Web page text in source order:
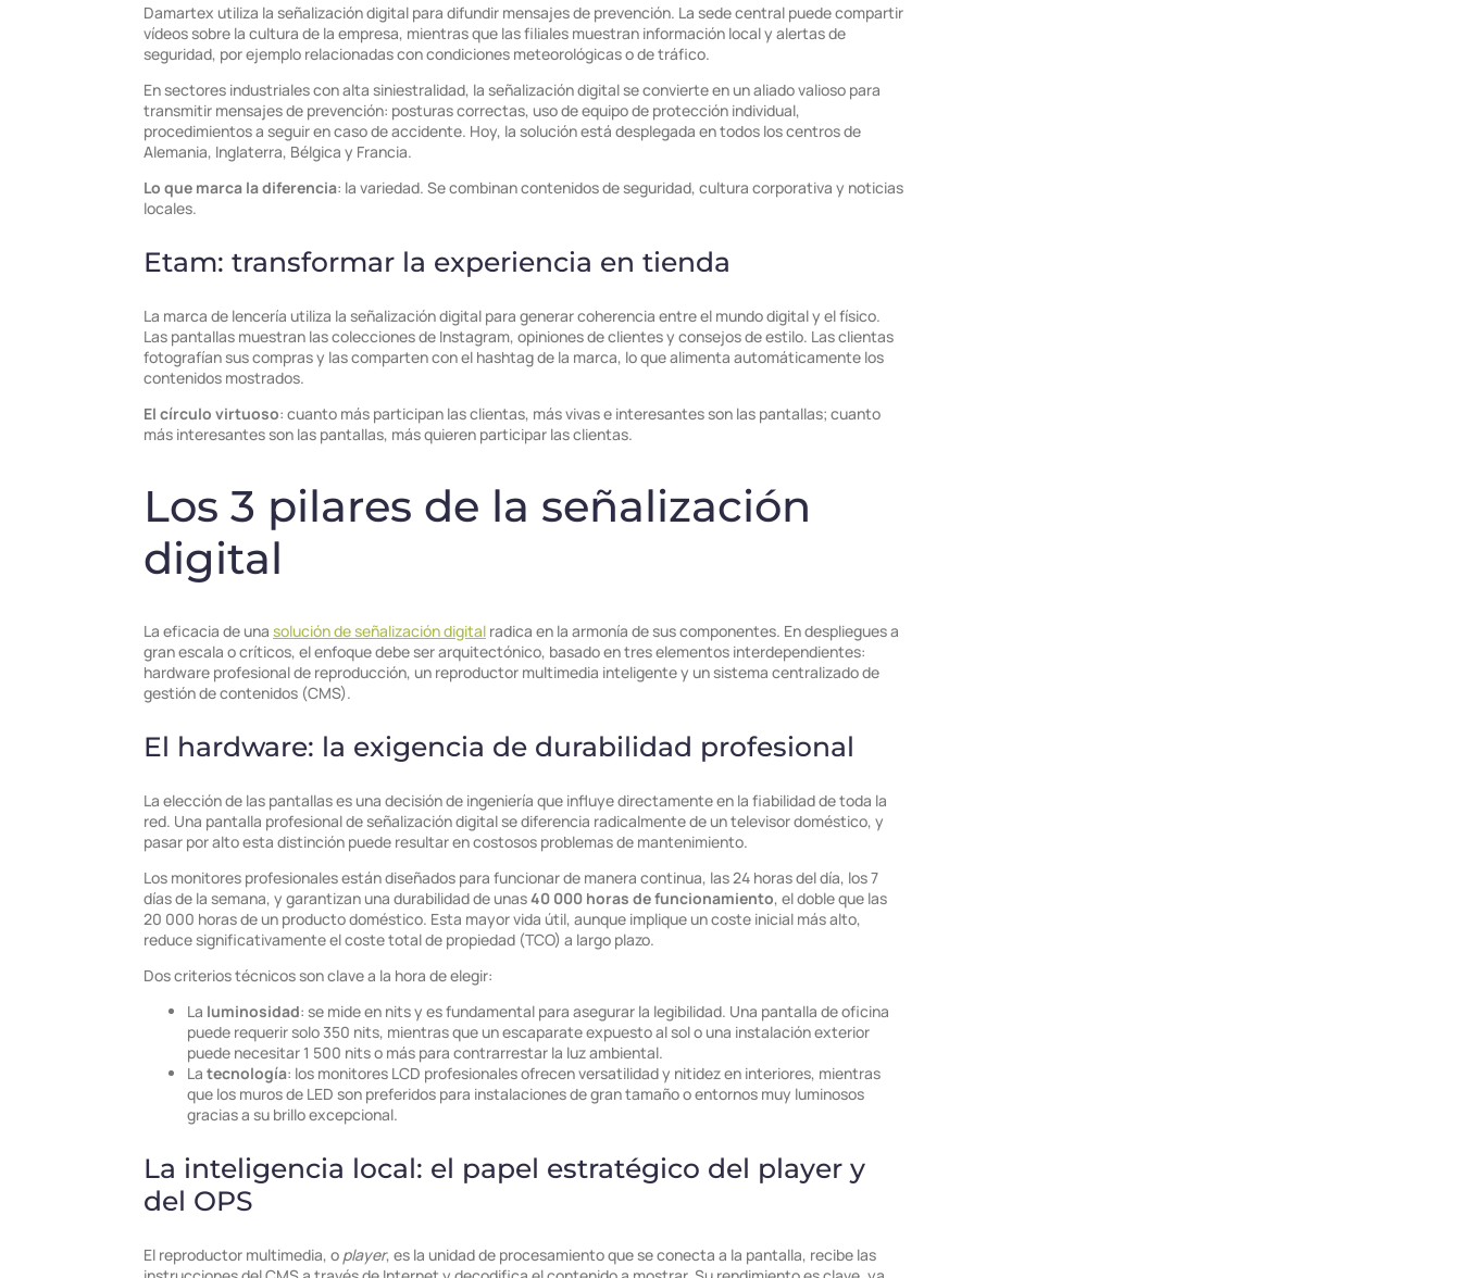
Damartex utiliza la señalización digital para difundir mensajes de prevención. La sede central puede compartir
vídeos sobre la cultura de la empresa, mientras que las filiales muestran información local y alertas de
seguridad, por ejemplo relacionadas con condiciones meteorológicas o de tráfico.
En sectores industriales con alta siniestralidad, la señalización digital se convierte en un aliado valioso para
transmitir mensajes de prevención: posturas correctas, uso de equipo de protección individual,
procedimientos a seguir en caso de accidente. Hoy, la solución está desplegada en todos los centros de
Alemania, Inglaterra, Bélgica y Francia.
Lo que marca la diferencia: la variedad. Se combinan contenidos de seguridad, cultura corporativa y noticias
locales.
Etam: transformar la experiencia en tienda
La marca de lencería utiliza la señalización digital para generar coherencia entre el mundo digital y el físico.
Las pantallas muestran las colecciones de Instagram, opiniones de clientes y consejos de estilo. Las clientas
fotografían sus compras y las comparten con el hashtag de la marca, lo que alimenta automáticamente los
contenidos mostrados.
El círculo virtuoso: cuanto más participan las clientas, más vivas e interesantes son las pantallas; cuanto
más interesantes son las pantallas, más quieren participar las clientas.
Los 3 pilares de la señalización
digital
La eficacia de una solución de señalización digital radica en la armonía de sus componentes. En despliegues a
gran escala o críticos, el enfoque debe ser arquitectónico, basado en tres elementos interdependientes:
hardware profesional de reproducción, un reproductor multimedia inteligente y un sistema centralizado de
gestión de contenidos (CMS).
El hardware: la exigencia de durabilidad profesional
La elección de las pantallas es una decisión de ingeniería que influye directamente en la fiabilidad de toda la
red. Una pantalla profesional de señalización digital se diferencia radicalmente de un televisor doméstico, y
pasar por alto esta distinción puede resultar en costosos problemas de mantenimiento.
Los monitores profesionales están diseñados para funcionar de manera continua, las 24 horas del día, los 7
días de la semana, y garantizan una durabilidad de unas40 000 horas de funcionamiento, el doble que las
20 000 horas de un producto doméstico. Esta mayor vida útil, aunque implique un coste inicial más alto,
reduce significativamente el coste total de propiedad (TCO) a largo plazo.
Dos criterios técnicos son clave a la hora de elegir:
La luminosidad: se mide en nits y es fundamental para asegurar la legibilidad. Una pantalla de oficina
puede requerir solo 350 nits, mientras que un escaparate expuesto al sol o una instalación exterior
puede necesitar 1 500 nits o más para contrarrestar la luz ambiental.
La tecnología: los monitores LCD profesionales ofrecen versatilidad y nitidez en interiores, mientras
que los muros de LED son preferidos para instalaciones de gran tamaño o entornos muy luminosos
gracias a su brillo excepcional.
La inteligencia local: el papel estratégico del player y
del OPS
El reproductor multimedia, o player, es la unidad de procesamiento que se conecta a la pantalla, recibe las